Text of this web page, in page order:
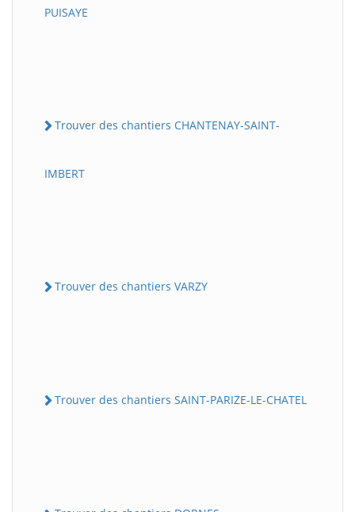
PUISAYE
Trouver des chantiers CHANTENAY-SAINT-
IMBERT
Trouver des chantiers VARZY
Trouver des chantiers SAINT-PARIZE-LE-CHATEL